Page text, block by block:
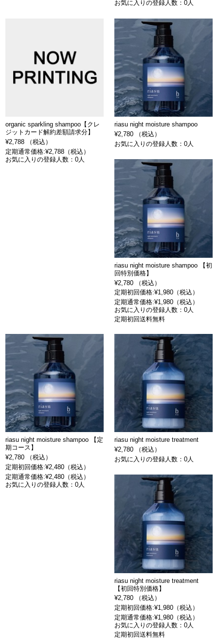
お気に入りの登録人数：0人
organic sparkling shampoo【クレ
ジットカード解約差額請求分】
¥2,788 （税込）
定期通常価格:¥2,788（税込）
お気に入りの登録人数：0人
riasu night moisture shampoo
¥2,780 （税込）
お気に入りの登録人数：0人
riasu night moisture shampoo 【初
回特別価格】
¥2,780 （税込）
定期初回価格:¥1,980（税込）
定期通常価格:¥1,980（税込）
お気に入りの登録人数：0人
定期初回送料無料
riasu night moisture shampoo 【定
期コース】
¥2,780 （税込）
定期初回価格:¥2,480（税込）
定期通常価格:¥2,480（税込）
お気に入りの登録人数：0人
riasu night moisture treatment
¥2,780 （税込）
お気に入りの登録人数：0人
riasu night moisture treatment
【初回特別価格】
¥2,780 （税込）
定期初回価格:¥1,980（税込）
定期通常価格:¥1,980（税込）
お気に入りの登録人数：0人
定期初回送料無料